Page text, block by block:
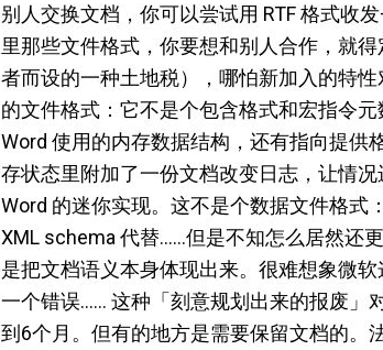
别人交换文档，你可以尝试用 RTF 格式收
里那些文件格式，你要想和别人合作，就
者而设的一种土地税），哪怕新加入的特
的文件格式：它不是个包含格式和宏指令
Word 使用的内存数据结构，还有指向提供
存状态里附加了一份文档改变日志，让情
Word 的迷你实现。这不是个数据文件格式
XML schema 代替……但是不知怎么居然还
是把文档语义本身体现出来。很难想象微
一个错误…… 这种「刻意规划出来的报废」
到6个月。但有的地方是需要保留文档的。